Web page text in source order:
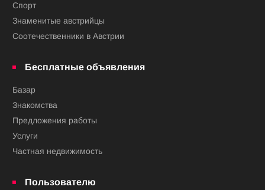
Спорт
Знаменитые австрийцы
Соотечественники в Австрии
Бесплатные объявления
Базар
Знакомства
Предложения работы
Услуги
Частная недвижимость
Пользователю